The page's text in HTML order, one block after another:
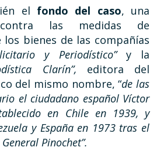
el fondo del caso, una
contra las medidas de
los bienes de las compañías
y Periodístico”y la
Clarín”, editora del
del mismo nombre, “de las
el ciudadano español Víctor
en Chile en 1939, y
y España en 1973 tras el
Pinochet”.